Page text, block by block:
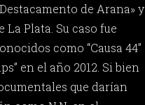
de Arana» y
La Plata. Su caso fue
como “Causa 44”
en el año 2012. Si bien
que darían